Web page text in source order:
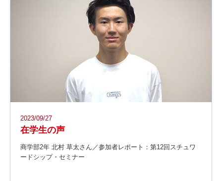
2023/09/27
在学生の声
商学部2年 北村 草太さん／参加者レポート：第12回スチュワ
ードシップ・セミナー